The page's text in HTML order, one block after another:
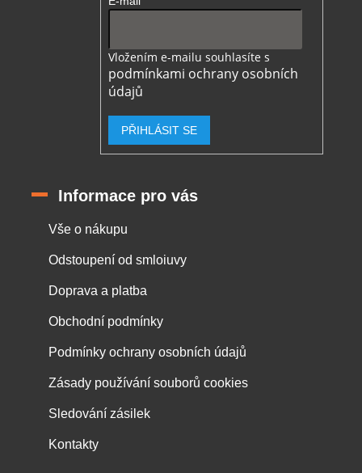
Vložením e-mailu souhlasíte s
podmínkami ochrany osobních
údajů
PŘIHLÁSIT SE
Informace pro vás
Vše o nákupu
Odstoupení od smloiuvy
Doprava a platba
Obchodní podmínky
Podmínky ochrany osobních údajů
Zásady používání souborů cookies
Sledování zásilek
Kontakty